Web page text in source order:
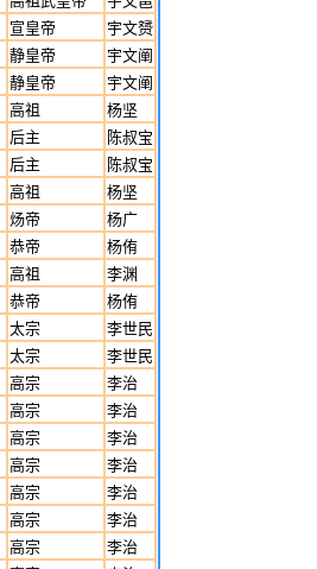
宣皇帝
宇文赟
静皇帝
宇文阐
静皇帝
宇文阐
高祖
杨坚
后主
陈叔宝
后主
陈叔宝
高祖
杨坚
炀帝
杨广
恭帝
杨侑
高祖
李渊
恭帝
杨侑
太宗
李世民
太宗
李世民
高宗
李治
高宗
李治
高宗
李治
高宗
李治
高宗
李治
高宗
李治
高宗
李治